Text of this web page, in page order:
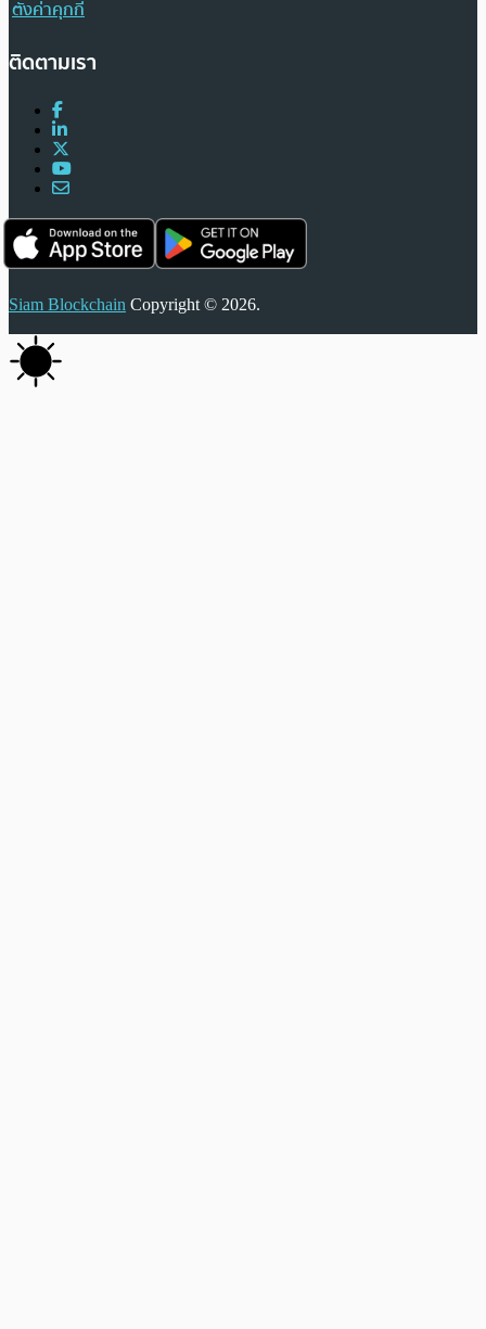
ตั้งค่าคุกกี้
ติดตามเรา
Siam Blockchain Copyright © 2026.